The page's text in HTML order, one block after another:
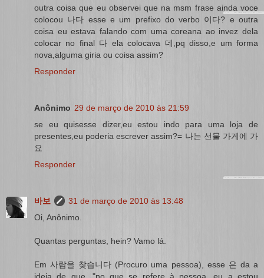
outra coisa que eu observei que na msm frase ainda voce
colocou 나다 esse e um prefixo do verbo 이다? e outra
coisa eu estava falando com uma coreana ao invez dela
colocar no final 다 ela colocava 데,pq disso,e um forma
nova,alguma giria ou coisa assim?
Responder
Anônimo 29 de março de 2010 às 21:59
se eu quisesse dizer,eu estou indo para uma loja de
presentes,eu poderia escrever assim?= 나는 선물 가게에 가
요
Responder
바보
31 de março de 2010 às 13:48
Oi, Anônimo.
Quantas perguntas, hein? Vamo lá.
Em 사람을 찾습니다 (Procuro uma pessoa), esse 은 da a
ideia de que, "no que se refere à pessoa, eu a estou